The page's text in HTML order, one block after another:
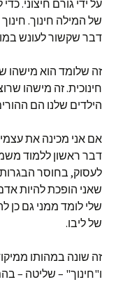
על ידי גורם חיצוני.
של המילה חינוך.
דבר שקשור לעונש
זה שלומד הוא מישהו
חינוכית. זה מישהו
הילדים שלנו הם
אם אני מכינה את
דבר ראשון ללמוד
לעסוק, בחוסר הבגרות
שאני הופכת להיות
שלי לומד ממני גם כן
של ליבו.
זה שונה במהותו
ו"חינוך" – שליטה –